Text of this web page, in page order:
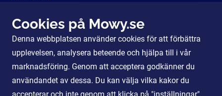
Våra tjänster
För Partners
Cookies på Mowy.se
Denna webbplatsen använder cookies för att förbättra
upplevelsen, analysera beteende och hjälpa till i vår
marknadsföring. Genom att acceptera godkänner du
användandet av dessa. Du kan välja vilka kakor du